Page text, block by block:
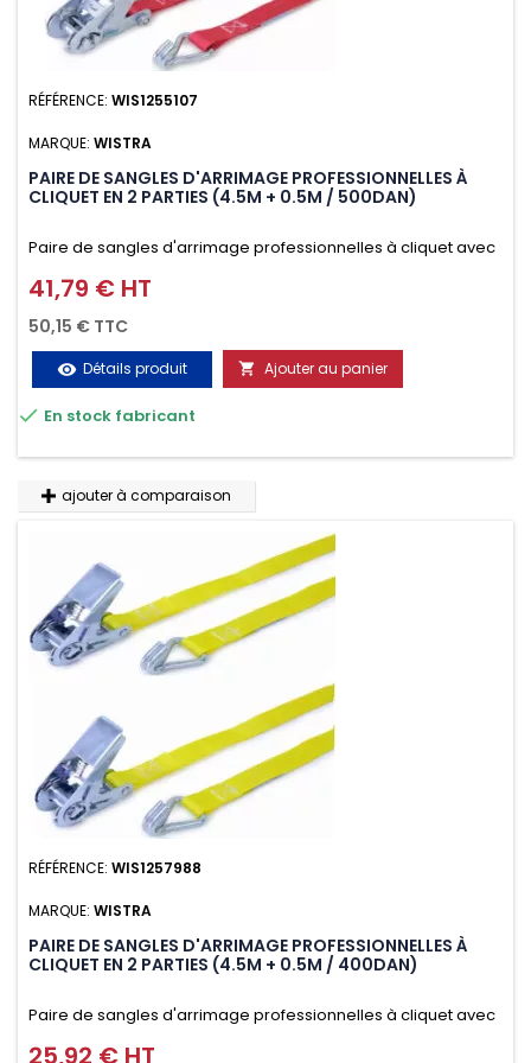
RÉFÉRENCE: WIS1255107
MARQUE: WISTRA
PAIRE DE SANGLES D'ARRIMAGE PROFESSIONNELLES À
CLIQUET EN 2 PARTIES (4.5M + 0.5M / 500DAN)
Paire de sangles d'arrimage professionnelles à cliquet avec
crochet en 2 parties (4.5M + 0.5M / 500daN), simple et rapide
d'utilisation. Permet d'arrimer et de sécuriser vos
chargements pendant le transport. Matière polyester très
résistante aux UV et aux variations de températures,
n'absorbe pas l'eau.
Prix
41,79 € HT
50,15 € TTC
visibility Détails produit  Ajouter au panier
 En stock fabricant
ajouter à comparaison
RÉFÉRENCE: WIS1257988
MARQUE: WISTRA
PAIRE DE SANGLES D'ARRIMAGE PROFESSIONNELLES À
CLIQUET EN 2 PARTIES (4.5M + 0.5M / 400DAN)
Paire de sangles d'arrimage professionnelles à cliquet avec
crochet en 2 parties (4.5M + 0.5M / 400daN), simple et rapide
Prix
25,92 € HT